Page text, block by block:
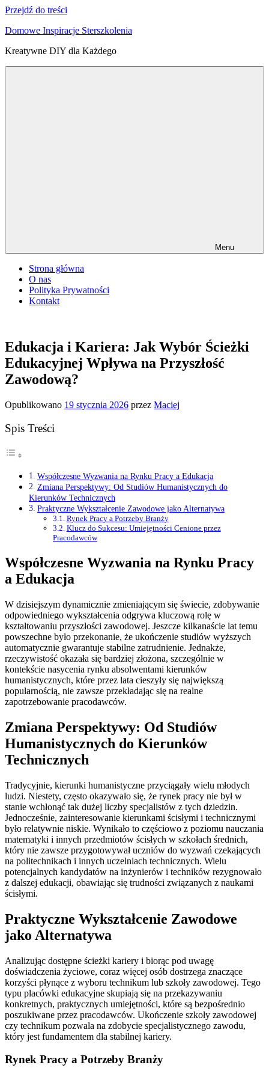
Przejdź do treści
Domowe Inspiracje Sterszkolenia
Kreatywne DIY dla Każdego
Menu
Strona główna
O nas
Polityka Prywatności
Kontakt
Edukacja i Kariera: Jak Wybór Ścieżki
Edukacyjnej Wpływa na Przyszłość
Zawodową?
Opublikowano 19 stycznia 2026 przez Maciej
Spis Treści
Współczesne Wyzwania na Rynku Pracy a Edukacja
Zmiana Perspektywy: Od Studiów Humanistycznych do
Kierunków Technicznych
Praktyczne Wykształcenie Zawodowe jako Alternatywa
Rynek Pracy a Potrzeby Branży
Klucz do Sukcesu: Umiejętności Cenione przez
Pracodawców
Współczesne Wyzwania na Rynku Pracy
a Edukacja
W dzisiejszym dynamicznie zmieniającym się świecie, zdobywanie
odpowiedniego wykształcenia odgrywa kluczową rolę w
kształtowaniu przyszłości zawodowej. Jeszcze kilkanaście lat temu
powszechne było przekonanie, że ukończenie studiów wyższych
automatycznie gwarantuje stabilne zatrudnienie. Jednakże,
rzeczywistość okazała się bardziej złożona, szczególnie w
kontekście nasycenia rynku absolwentami kierunków
humanistycznych, które przez lata cieszyły się największą
popularnością, nie zawsze przekładając się na realne
zapotrzebowanie pracodawców.
Zmiana Perspektywy: Od Studiów
Humanistycznych do Kierunków
Technicznych
Tradycyjnie, kierunki humanistyczne przyciągały wielu młodych
ludzi. Niestety, często okazywało się, że rynek pracy nie był w
stanie wchłonąć tak dużej liczby specjalistów z tych dziedzin.
Jednocześnie, zainteresowanie kierunkami ścisłymi i technicznymi
było relatywnie niskie. Wynikało to częściowo z poziomu nauczania
matematyki i innych przedmiotów ścisłych w szkołach średnich,
który nie zawsze przygotowywał uczniów do wyzwań czekających
na politechnikach i innych uczelniach technicznych. Wielu
potencjalnych kandydatów na inżynierów i techników rezygnowało
z dalszej edukacji, obawiając się trudności związanych z naukami
ścisłymi.
Praktyczne Wykształcenie Zawodowe
jako Alternatywa
Analizując dostępne ścieżki kariery i biorąc pod uwagę
doświadczenia życiowe, coraz więcej osób dostrzega znaczące
korzyści płynące z wyboru technikum lub szkoły zawodowej. Tego
typu placówki edukacyjne skupiają się na przekazywaniu
konkretnych, praktycznych umiejętności, które są bezpośrednio
poszukiwane przez pracodawców. Ukończenie szkoły zawodowej
czy technikum pozwala na zdobycie specjalistycznego zawodu,
który jest fundamentem dla stabilnej kariery.
Rynek Pracy a Potrzeby Branży